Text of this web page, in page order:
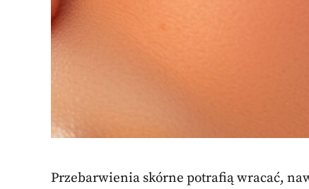
Przebarwienia skórne potrafią wracać,